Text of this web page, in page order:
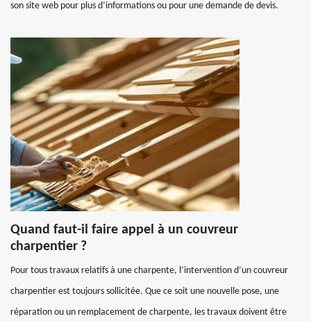
son site web pour plus d’informations ou pour une demande de devis.
Quand faut-il faire appel à un couvreur
charpentier ?
Pour tous travaux relatifs à une charpente, l’intervention d’un couvreur
charpentier est toujours sollicitée. Que ce soit une nouvelle pose, une
réparation ou un remplacement de charpente, les travaux doivent être